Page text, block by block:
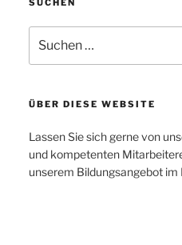
SUCHEN
nach:
ÜBER DIESE WEBSITE
Lassen Sie sich gerne von
und kompetenten
unserem Bildungsangebot im